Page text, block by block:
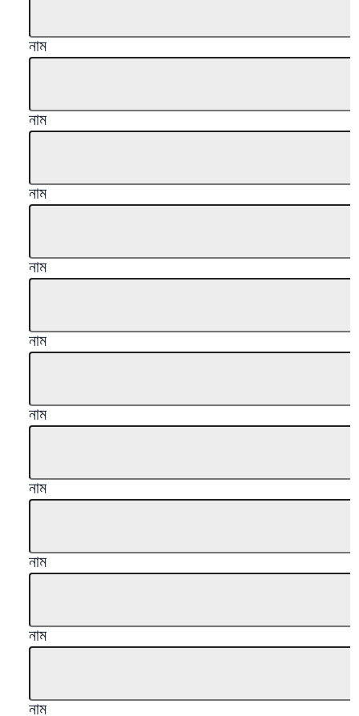
নাম
নাম
নাম
নাম
নাম
নাম
নাম
নাম
নাম
নাম